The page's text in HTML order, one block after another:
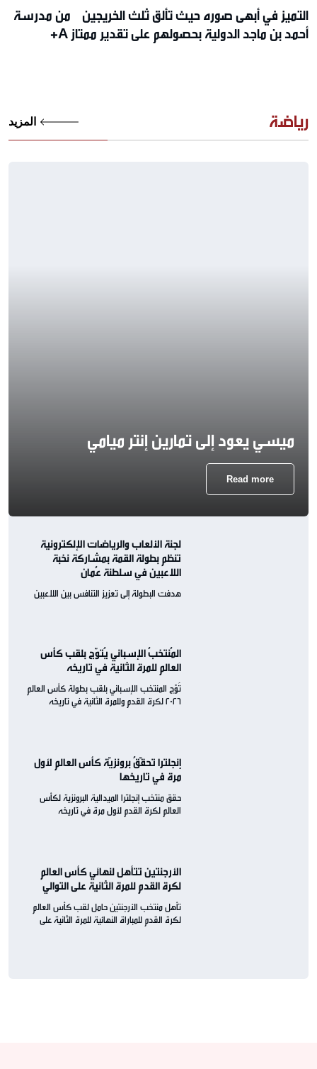
التميز في أبهى صوره حيث تألق ثلث الخريجين من مدرسة
أحمد بن ماجد الدولية بحصولهم على تقدير ممتاز A+
رياضة المزيد
ميسي يعود إلى تمارين إنتر ميامي
Read more
لجنة الألعاب والرياضات الإلكترونية
تنظم بطولة القمة بمشاركة نخبة
اللاعبين في سلطنة عُمان
هدفت البطولة إلى تعزيز التنافس بين اللاعبين
المُنتخبُ الإسباني يُتوّج بلقب كأس
العالم للمرة الثانية في تاريخه
تُوّج المنتخب الإسباني بلقب بطولة كأس العالم
2026 لكرة القدم وللمرة الثانية في تاريخه
إنجلترا تحقّقُ برونزيّة كأس العالم لأول
مرة في تاريخها
حقق منتخب إنجلترا الميدالية البرونزية لكأس
العالم لكرة القدم لأول مرة في تاريخه
الأرجنتين تتأهل لنهائي كأس العالم
لكرة القدم للمرة الثانية على التوالي
تأهل منتخب الأرجنتين حامل لقب كأس العالم
لكرة القدم للمباراة النهائية للمرة الثانية على